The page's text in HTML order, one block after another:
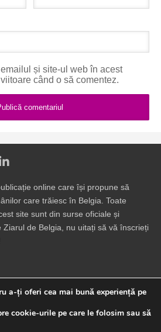
și site-ul web în acest
când o să comentez.
online care își propune să
care trăiesc în Belgia. Toate
site sunt din surse oficiale și
Ziarul de Belgia, nu uitați să vă înscrieți
a-ți oferi cea mai bună experiență pe
cookie-urile pe care le folosim sau să